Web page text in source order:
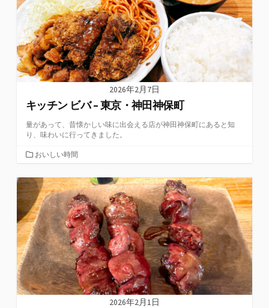
2026年2月7日
キッチン ビバ – 東京・神田神保町
量があって、昔懐かしい味に出会える店が神田神保町にあると知
り、味わいに行ってきました。
カ
ゴ
リ
ー
おいしい時間
2026年2月1日